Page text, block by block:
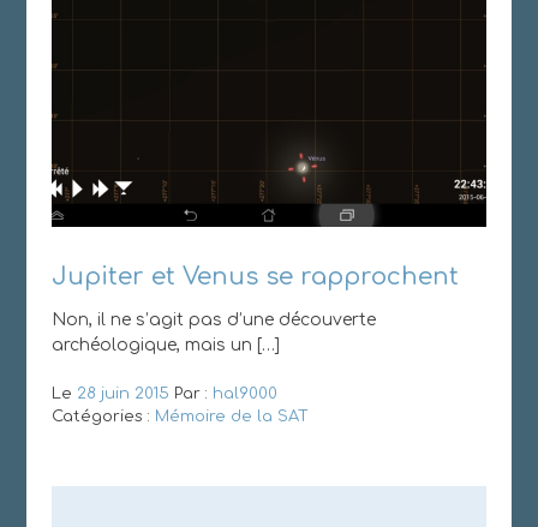
Jupiter et Venus se rapprochent
Non, il ne s’agit pas d’une découverte
archéologique, mais un […]
Le 28 juin 2015 Par : hal9000
Catégories : Mémoire de la SAT